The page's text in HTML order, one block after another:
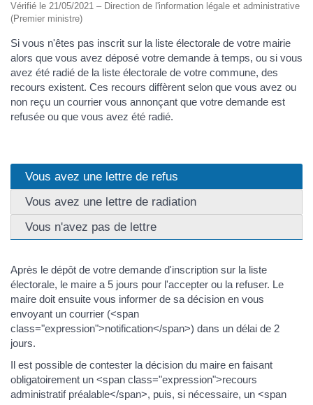
Vérifié le 21/05/2021 – Direction de l'information légale et administrative
(Premier ministre)
Si vous n'êtes pas inscrit sur la liste électorale de votre mairie
alors que vous avez déposé votre demande à temps, ou si vous
avez été radié de la liste électorale de votre commune, des
recours existent. Ces recours diffèrent selon que vous avez ou
non reçu un courrier vous annonçant que votre demande est
refusée ou que vous avez été radié.
Vous avez une lettre de refus
Vous avez une lettre de radiation
Vous n'avez pas de lettre
Après le dépôt de votre demande d'inscription sur la liste
électorale, le maire a 5 jours pour l'accepter ou la refuser. Le
maire doit ensuite vous informer de sa décision en vous
envoyant un courrier (<span
class="expression">notification</span>) dans un délai de 2
jours.
Il est possible de contester la décision du maire en faisant
obligatoirement un <span class="expression">recours
administratif préalable</span>, puis, si nécessaire, un <span